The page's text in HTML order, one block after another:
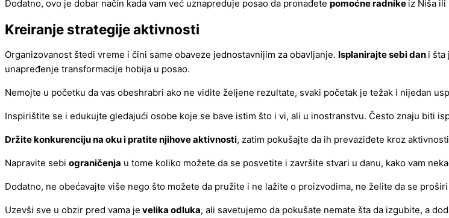
Dodatno, ovo je dobar način kada vam već uznapreduje posao da pronađete pomoćne radnike iz Niša ili
Kreiranje strategije aktivnosti
Organizovanost štedi vreme i čini same obaveze jednostavnijim za obavljanje. Isplanirajte sebi dan i šta
unapređenje transformacije hobija u posao.
Nemojte u početku da vas obeshrabri ako ne vidite željene rezultate, svaki početak je težak i nijedan
Inspirištite se i edukujte gledajući osobe koje se bave istim što i vi, ali u inostranstvu. Često znaju biti
Držite konkurenciju na oku i pratite njihove aktivnosti, zatim pokušajte da ih prevaziđete kroz
Napravite sebi ograničenja u tome koliko možete da se posvetite i završite stvari u danu, kako vam
Dodatno, ne obećavajte više nego što možete da pružite i ne lažite o proizvodima, ne želite da se
Uzevši sve u obzir pred vama je velika odluka, ali savetujemo da pokušate nemate šta da izgubite, a